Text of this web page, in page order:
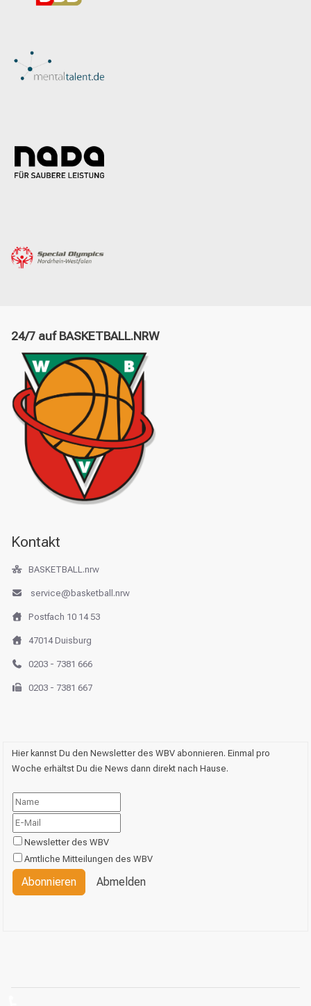
24/7 auf BASKETBALL.NRW
Kontakt
BASKETBALL.nrw
service@basketball.nrw
Postfach 10 14 53
47014 Duisburg
0203 - 7381 666
0203 - 7381 667
Hier kannst Du den Newsletter des WBV abonnieren. Einmal pro
Woche erhältst Du die News dann direkt nach Hause.
Newsletter des WBV
Amtliche Mitteilungen des WBV
Abonnieren Abmelden